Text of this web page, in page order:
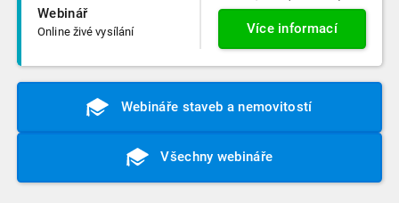
Webinář
Online živé vysílání Více informací
Webináře staveb a nemovitostí
Všechny webináře